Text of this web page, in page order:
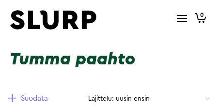
0
Tumma paahto
Suodata